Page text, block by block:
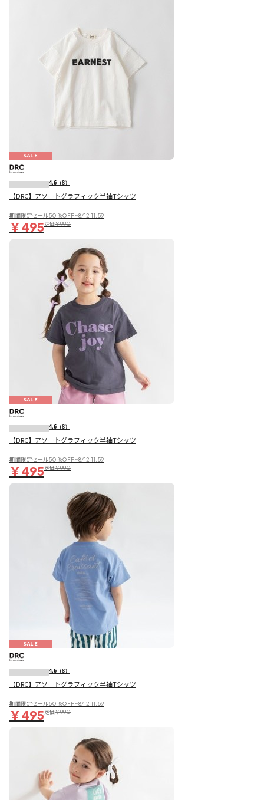
SALE
4.6 （8）
【DRC】アソートグラフィック半袖Tシャツ
期間限定セール50％OFF~8/12 11:59
￥495定価￥990
SALE
4.6 （8）
【DRC】アソートグラフィック半袖Tシャツ
期間限定セール50％OFF~8/12 11:59
￥495定価￥990
SALE
4.6 （8）
【DRC】アソートグラフィック半袖Tシャツ
期間限定セール50％OFF~8/12 11:59
￥495定価￥990